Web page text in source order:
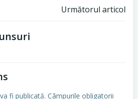
Navigare
în
Următorul articol
fi publicată. Câmpurile obligatorii